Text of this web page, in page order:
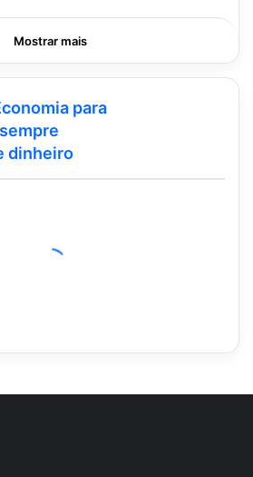
Mostrar mais
para
dinheiro